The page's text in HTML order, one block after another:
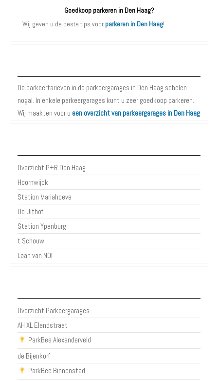
Goedkoop parkeren in Den Haag?
Wij geven u de beste tips voor parkeren in Den Haag!
De parkeertarieven in de parkeergarages in Den Haag schelen
nogal. In enkele parkeergarages kunt u zeer goedkoop parkeren.
Wij maakten voor u een overzicht van parkeergarages in Den Haag
Overzicht P+R Den Haag
Hoornwijck
Station Mariahoeve
De Uithof
Station Ypenburg
t Schouw
Laan van NOI
Overzicht Parkeergarages
AH XL Elandstraat
ParkBee Alexanderveld
de Bijenkorf
ParkBee Binnenstad